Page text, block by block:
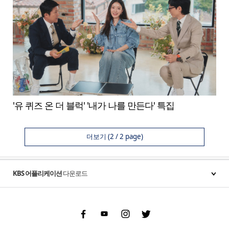
'유 퀴즈 온 더 블럭' '내가 나를 만든다' 특집
더보기 (2 / 2 page)
KBS 어플리케이션다운로드
FacebookYoutubeInstgram